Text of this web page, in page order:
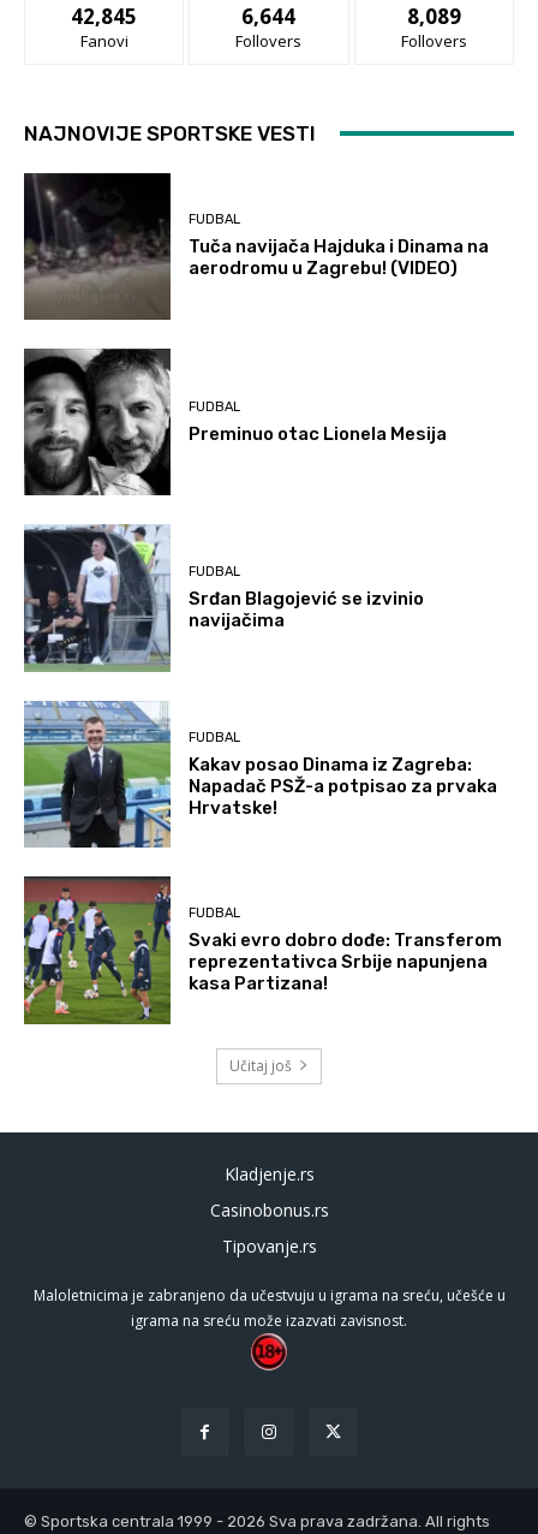
42,845
Fanovi
6,644
Follovers
8,089
Follovers
NAJNOVIJE SPORTSKE VESTI
FUDBAL
Tuča navijača Hajduka i Dinama na
aerodromu u Zagrebu! (VIDEO)
FUDBAL
Preminuo otac Lionela Mesija
FUDBAL
Srđan Blagojević se izvinio
navijačima
FUDBAL
Kakav posao Dinama iz Zagreba:
Napadač PSŽ-a potpisao za prvaka
Hrvatske!
FUDBAL
Svaki evro dobro dođe: Transferom
reprezentativca Srbije napunjena
kasa Partizana!
Učitaj još
Kladjenje.rs
Casinobonus.rs
Tipovanje.rs
Maloletnicima je zabranjeno da učestvuju u igrama na sreću, učešće u
igrama na sreću može izazvati zavisnost.
© Sportska centrala 1999 - 2026 Sva prava zadržana. All rights